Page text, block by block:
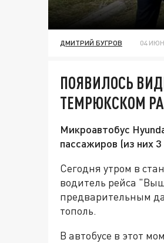
ДМИТРИЙ БУГРОВ 04
ПОЯВИЛОСЬ
ТЕМРЮКСКОМ
Микроавтобус
пассажиров (из них
Сегодня утром в
водитель рейса
предварительным
тополь.
В автобусе в этот